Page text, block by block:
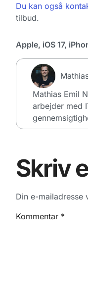
Du kan også
tilbud.
Apple, iOS 17,
Mathias Emil
arbejder med
Skriv
Din e-mailadresse
Kommentar *